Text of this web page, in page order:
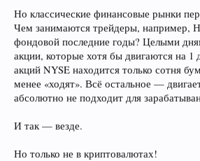
Но классические финансовые рынки
Чем занимаются трейдеры, например,
фондовой последние годы? Целыми
акции, которые хотя бы двигаются на 1
акций NYSE находится только сотня
менее «ходят». Всё остальное —
абсолютно не подходит для
И так — везде.
Но только не в криптовалютах!